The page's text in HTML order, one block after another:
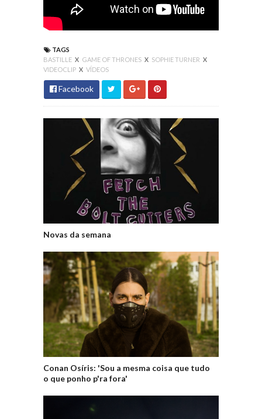
TAGS
BASTILLE X GAME OF THRONES X SOPHIE TURNER X
VIDEOCLIP X VÍDEOS
Facebook
Novas da semana
Conan Osíris: 'Sou a mesma coisa que tudo
o que ponho p'ra fora'